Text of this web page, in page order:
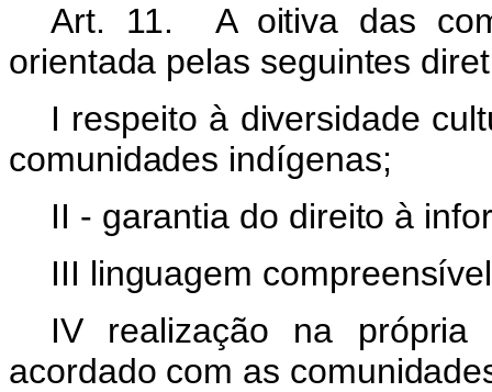
Art. 11. A oitiva das
orientada pelas seguintes
I respeito à diversidade
comunidades indígenas;
II - garantia do direito à
III linguagem
IV realização na
acordado com as